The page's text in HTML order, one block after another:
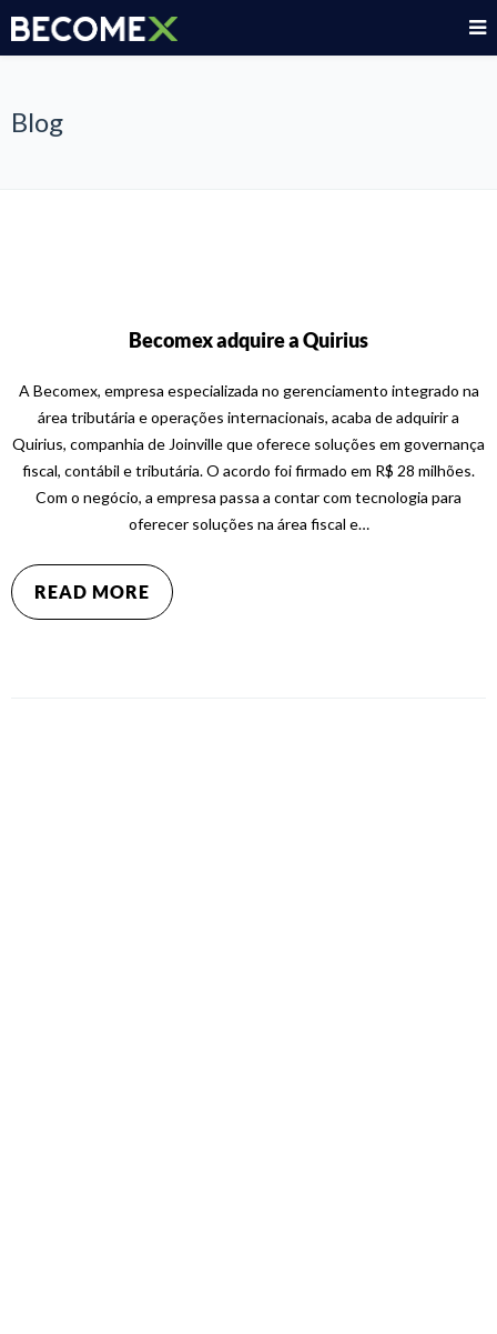
Blog
Becomex adquire a Quirius
A Becomex, empresa especializada no gerenciamento integrado na
área tributária e operações internacionais, acaba de adquirir a
Quirius, companhia de Joinville que oferece soluções em governança
fiscal, contábil e tributária. O acordo foi firmado em R$ 28 milhões.
Com o negócio, a empresa passa a contar com tecnologia para
oferecer soluções na área fiscal e…
READ MORE